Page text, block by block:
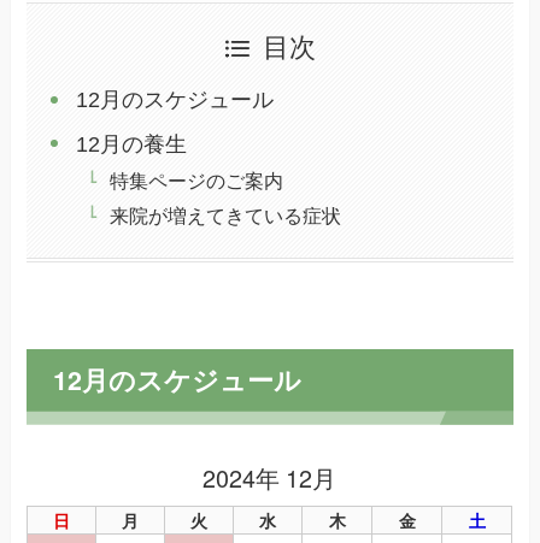
目次
12月のスケジュール
12月の養生
特集ページのご案内
来院が増えてきている症状
12月のスケジュール
2024年 12月
日 月 火 水 木 金 土